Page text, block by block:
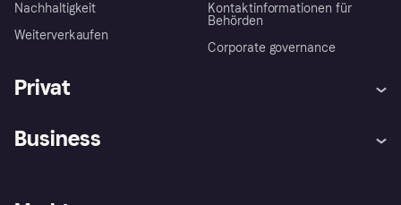
Nachhaltigkeit
Weiterverkaufen
Kontaktinformationen für
Behörden
Corporate governance
Privat
Business